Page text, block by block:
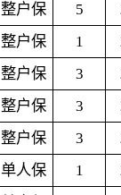
整户保 5
整户保 1
整户保 3
整户保 3
整户保 3
单人保 1